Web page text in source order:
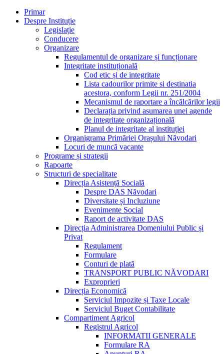
Primar
Despre Instituție
Legislație
Conducere
Organizare
Regulamentul de organizare și funcționare
Integritate instituțională
Cod etic și de integritate
Lista cadourilor primite si destinatia
acestora, conform Legii nr. 251/2004
Mecanismul de raportare a încălcărilor legii
Declarația privind asumarea unei agende
de integritate organizațională
Planul de integritate al instituției
Organigrama Primăriei Orașului Năvodari
Locuri de muncă vacante
Programe și strategii
Rapoarte
Structuri de specialitate
Direcția Asistență Socială
Despre DAS Năvodari
Diversitate și Incluziune
Evenimente Social
Raport de activitate DAS
Direcția Administrarea Domeniului Public și
Privat
Regulament
Formulare
Conturi de plată
TRANSPORT PUBLIC NĂVODARI
Exproprieri
Direcția Economică
Serviciul Impozite și Taxe Locale
Serviciul Buget Contabilitate
Compartiment Agricol
Registrul Agricol
INFORMATII GENERALE
Formulare RA